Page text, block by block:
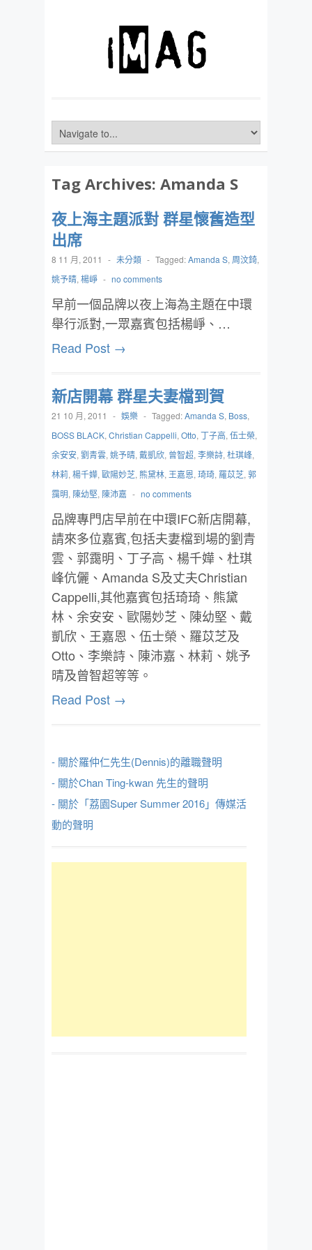
Tag Archives: Amanda S
夜上海主題派對 群星懷舊造型
出席
8 11 月, 2011 - 未分類 - Tagged:Amanda S, 周汶錡,
姚予晴, 楊崢 - no comments
早前一個品牌以夜上海為主題在中環
舉行派對,一眾嘉賓包括楊崢、…
Read Post →
新店開幕 群星夫妻檔到賀
21 10 月, 2011 - 娛樂 - Tagged:Amanda S, Boss,
BOSS BLACK, Christian Cappelli, Otto, 丁子高, 伍士榮,
余安安, 劉青雲, 姚予晴, 戴凱欣, 曾智超, 李樂詩, 杜琪峰,
林莉, 楊千嬅, 歐陽妙芝, 熊黛林, 王嘉恩, 琦琦, 羅苡芝, 郭
靄明, 陳幼堅, 陳沛嘉 - no comments
品牌專門店早前在中環IFC新店開幕,
請來多位嘉賓,包括夫妻檔到場的劉青
雲、郭靄明、丁子高、楊千嬅、杜琪
峰伉儷、Amanda S及丈夫Christian
Cappelli,其他嘉賓包括琦琦、熊黛
林、余安安、歐陽妙芝、陳幼堅、戴
凱欣、王嘉恩、伍士榮、羅苡芝及
Otto、李樂詩、陳沛嘉、林莉、姚予
晴及曾智超等等。
Read Post →
- 關於羅仲仁先生(Dennis)的離職聲明
- 關於Chan Ting-kwan 先生的聲明
- 關於「荔園Super Summer 2016」傳媒活
動的聲明